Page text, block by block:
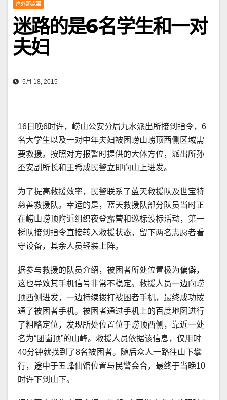
户外那点事
迷路的是6名学生和一对
夫妇
5月 18, 2015
16日晚6时许，崂山公安分局九水派出所接到指令，6
名大学生以及一对中年夫妇被困崂山崂顶西侧区域需
要救援。按照对方报警时提供的大体方位，派出所孙
丕安副所长和王希成民警立即向山上进发。
为了提高救援效率，民警联系了蓝天救援队及世宝特
慈善救援队。幸运的是，蓝天救援队部分队员当时正
在崂山崂顶附近组织夜登露营和巡标设标活动，第一
梯队接到指令直接转入救援状态，留下两名志愿者看
守设备，其余人员轻装上阵。
据参与救援的队员介绍，被困者所处位置极为偏僻，
这也导致其手机信号非常不稳定。救援人员一边向崂
顶西侧进发，一边持续拨打被困者手机，最终成功拨
通了被困者手机。被困者通过手机上的百度地图进行
了粗略定位，发现所处位置位于崂顶西侧，靠近一处
名为“团崮顶”的山峰。救援人员依据该信息，仅用时
40分钟就找到了8名被困者。随后众人一路往山下攀
行，途中于五峰仙馆位置与民警会合，最终于当晚10
时许下到山下。